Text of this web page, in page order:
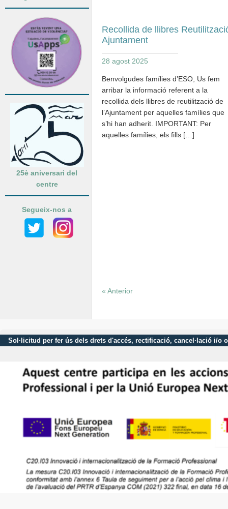
25è aniversari del
centre
Segueix-nos a
Recollida de llibres
Ajuntament
28 agost 2025
Benvolgudes famílies d’ESO, Us fem
arribar la informació referent a la
recollida dels llibres de reutilització de
l’Ajuntament per aquelles famílies que
s’hi han adherit. IMPORTANT: Per
aquelles famílies, els fills […]
« Anterior
Sol·licitud per fer ús dels drets d'accés, rectificació, cancel·lació i/